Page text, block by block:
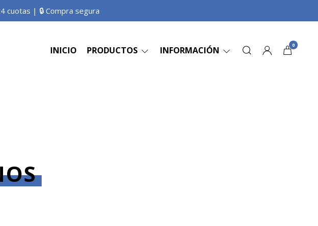
| 🔒 Compra segura
INICIO PRODUCTOS INFORMACIÓN 0